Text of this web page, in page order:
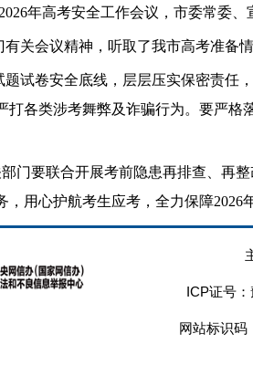
年高考安全工作会议，市委常委
有关会议精神，听取了我市高考准备
题试卷安全底线，层层压实保密责任
打各类涉考舞弊及诈骗行为。要严
门要联合开展考前隐患再排查、再
，用心护航考生应考，全力保障
ICP证号：
网站标识码